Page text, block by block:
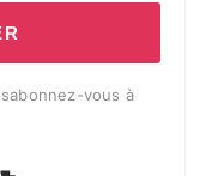
vous à